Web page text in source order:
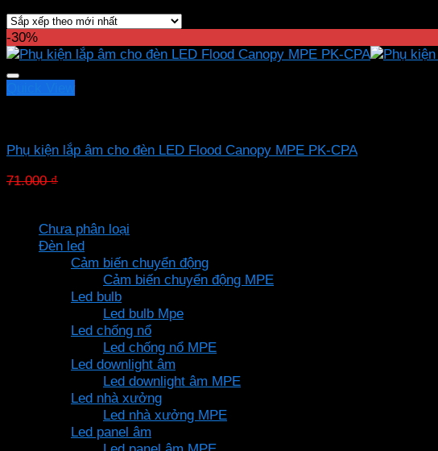
-30%
Phụ kiện lắp âm cho đèn LED Flood Canopy MPE PK-CPA
71.000₫
71.000 ₫.là:
Chưa phân loại
Đèn led
Cảm biến chuyển động
Cảm biến chuyển động MPE
Led bulb
Led bulb Mpe
Led chống nổ
Led chống nổ MPE
Led downlight âm
Led downlight âm MPE
Led nhà xưởng
Led nhà xưởng MPE
Led panel âm